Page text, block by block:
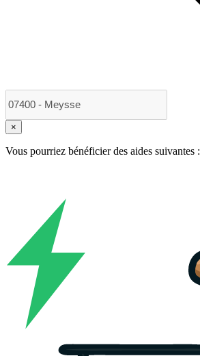
×
Vous pourriez bénéficier des aides suivantes :